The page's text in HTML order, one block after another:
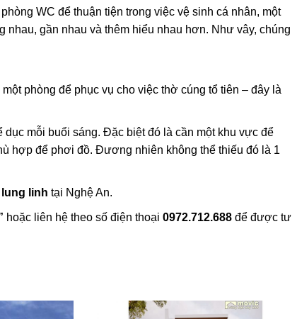
WC để thuận tiện trong việc vệ sinh cá nhân, một
gần nhau và thêm hiểu nhau hơn. Như vây, chúng
phòng để phục vụ cho việc thờ cúng tổ tiên – đây là
mỗi buổi sáng. Đặc biệt đó là cần một khu vực để
hợp để phơi đồ. Đương nhiên không thể thiếu đó là 1
lung linh tại Nghệ An.
hoặc liên hệ theo số điện thoại 0972.712.688 để được tư